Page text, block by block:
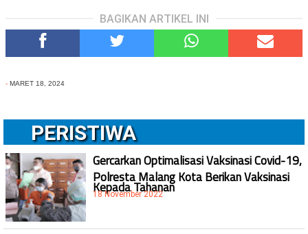
BAGIKAN ARTIKEL INI
- MARET 18, 2024
PERISTIWA
Gercarkan Optimalisasi Vaksinasi Covid-19,
Polresta Malang Kota Berikan Vaksinasi
Kepada Tahanan
18 November 2022